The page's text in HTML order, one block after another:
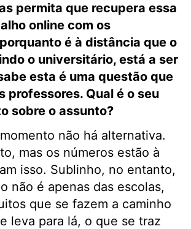
permita que recupera essa
online com os
é à distância que o
o universitário, está a ser
esta é uma questão que
professores. Qual é o seu
sobre o assunto?
não há alternativa.
mas os números estão à
isso. Sublinho, no entanto,
não é apenas das escolas,
que se fazem a caminho
leva para lá, o que se traz